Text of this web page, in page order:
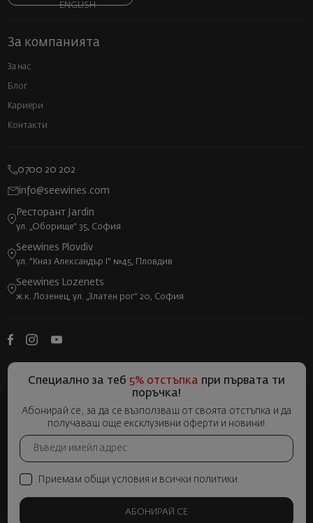
ENGLISH
За компанията
За нас
Блог
Кариери
Контакти
0700 20 202
info@seewines.com
Ресторант Jardin
ул. „Оборище“ 35, София
Seewines Plovdiv
ул. "Княз Александър I" №45, Пловдив
Seewines Lozenets
ж.к. Лозенец, ул. „Златен рог“ 20, София
Специално за теб 5% отстъпка при първата ти
поръчка!
Абонирай се, за да се възползваш от своята отстъпка и да
получаваш още ексклузивни оферти и новини!
Приемам общи условия и всички политики
АБОНИРАЙ СЕ